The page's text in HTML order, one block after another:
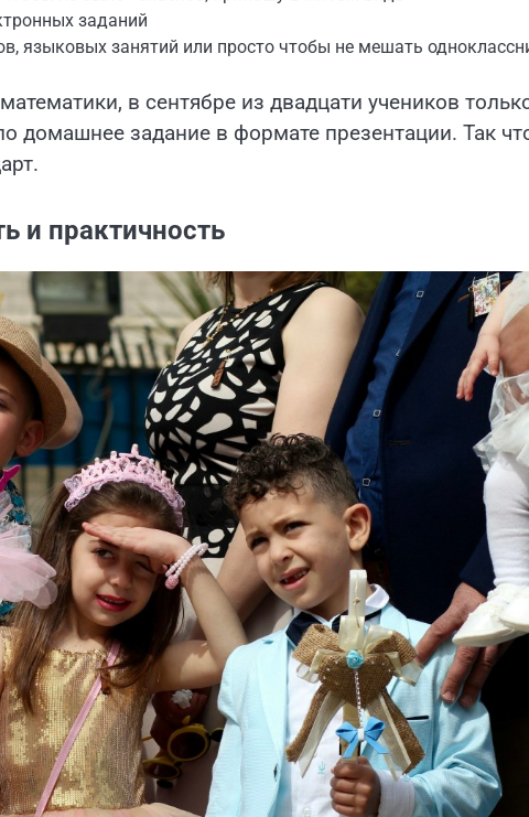
заданий
языковых занятий или просто чтобы не мешать
в сентябре из двадцати учеников
домашнее задание в формате презентации. Так
и практичность